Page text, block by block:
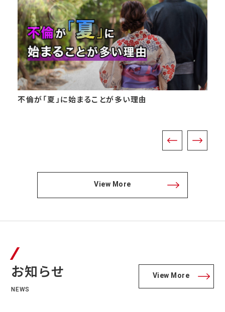
View More
不倫が「夏」に始まることが多い理由
お知らせ
NEWS
View More